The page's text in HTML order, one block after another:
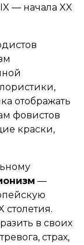
— начала XX
отображать
фовистов
краски,
—
столетия.
в своих
страх,